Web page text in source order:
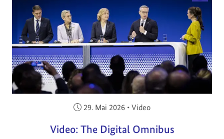
Veröffentlicht am:
29. Mai 2026 • Video
Video: The Digital Omnibus